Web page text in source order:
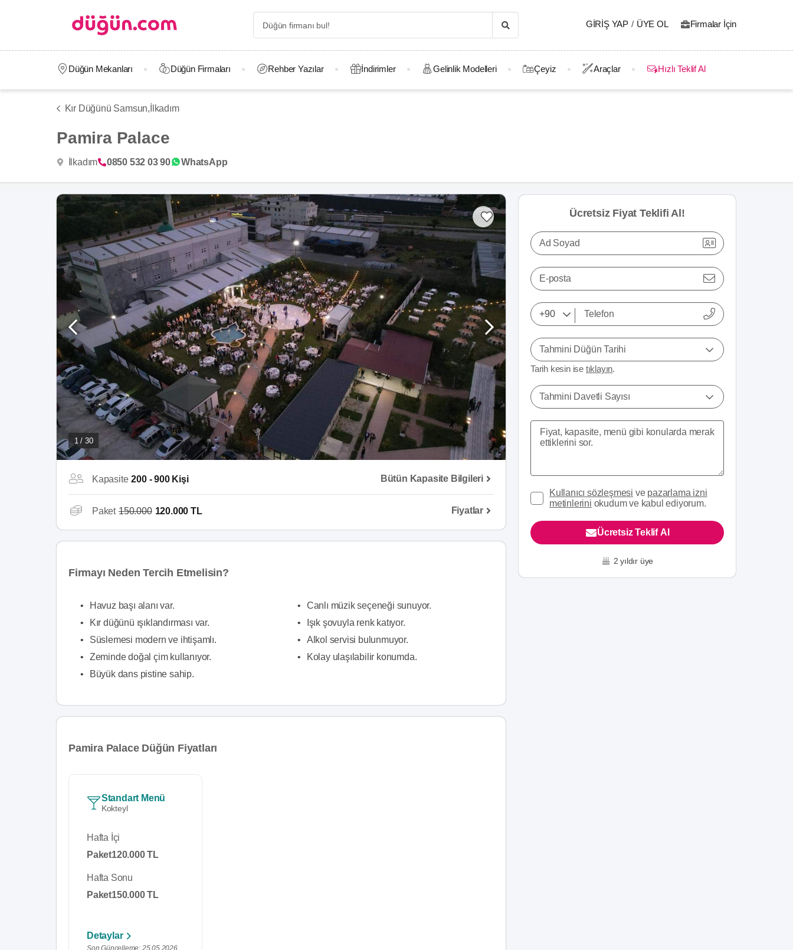
GIRIŞ YAP / ÜYE OL Firmalar İçin
Düğün Mekanları Düğün Firmaları Rehber Yazılar İndirimler Gelinlik Modelleri Çeyiz Araçlar Hızlı Teklif Al
Kır Düğünü Samsun, İlkadım
Pamira Palace
İlkadım 0850 532 03 90 WhatsApp
1 / 30
Kapasite 200 - 900 Kişi Bütün Kapasite Bilgileri
Paket 150.000 120.000 TL Fiyatlar
Firmayı Neden Tercih Etmelisin?
•
Havuz başı alanı var.
•
Kır düğünü ışıklandırması var.
•
Süslemesi modern ve ihtişamlı.
•
Zeminde doğal çim kullanıyor.
•
Büyük dans pistine sahip.
•
Canlı müzik seçeneği sunuyor.
•
Işık şovuyla renk katıyor.
•
Alkol servisi bulunmuyor.
•
Kolay ulaşılabilir konumda.
Pamira Palace Düğün Fiyatları
Standart Menü
Kokteyl
Hafta İçi
Paket120.000 TL
Hafta Sonu
Paket150.000 TL
Detaylar
Son Güncelleme: 25.05.2026
Ücretsiz Fiyat Teklifi Al!
Ad Soyad
E-posta
Tahmini Düğün Tarihi
Tarih kesin ise tıklayın.
Tahmini Davetli Sayısı
Kullanıcı sözleşmesi ve pazarlama izni
metinlerini okudum ve kabul ediyorum.
Ücretsiz Teklif Al
2 yıldır üye